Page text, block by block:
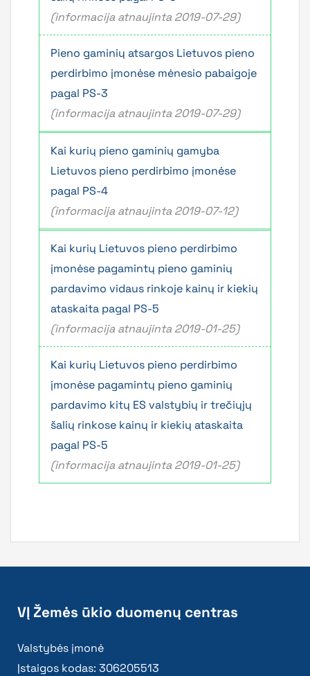
(informacija atnaujinta 2019-07-29)
Pieno gaminių atsargos Lietuvos pieno
perdirbimo įmonėse mėnesio pabaigoje
pagal PS-3
(informacija atnaujinta 2019-07-29)
Kai kurių pieno gaminių gamyba
Lietuvos pieno perdirbimo įmonėse
pagal PS-4
(informacija atnaujinta 2019-07-12)
Kai kurių Lietuvos pieno perdirbimo
įmonėse pagamintų pieno gaminių
pardavimo vidaus rinkoje kainų ir kiekių
ataskaita pagal PS-5
(informacija atnaujinta 2019-01-25)
Kai kurių Lietuvos pieno perdirbimo
įmonėse pagamintų pieno gaminių
pardavimo kitų ES valstybių ir trečiųjų
šalių rinkose kainų ir kiekių ataskaita
pagal PS-5
(informacija atnaujinta 2019-01-25)
VĮ Žemės ūkio duomenų centras
Valstybės įmonė
Įstaigos kodas: 306205513